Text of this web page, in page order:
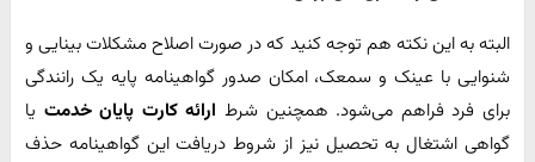
البته به این نکته هم توجه کنید که در صورت اصلاح مشکلات بینایی و
شنوایی با عینک و سمعک، امکان صدور گواهینامه پایه یک رانندگی
برای فرد فراهم می‌شود. همچنین شرط ارائه کارت پایان خدمت یا
گواهی اشتغال به تحصیل نیز از شروط دریافت این گواهینامه حذف